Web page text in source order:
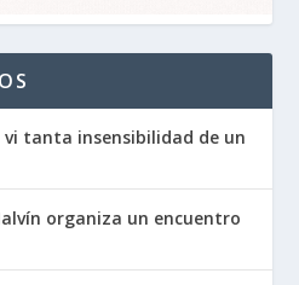
vi tanta insensibilidad de un
organiza un encuentro